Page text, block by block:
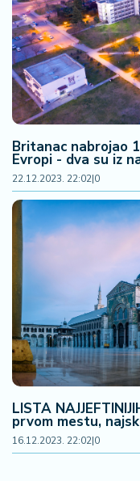
Britanac nabrojao
Evropi - dva su iz
22.12.2023. 22:02|0
LISTA
prvom mestu,
16.12.2023. 22:02|0